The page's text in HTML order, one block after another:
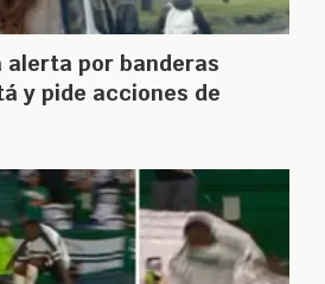
alerta por banderas
y pide acciones de